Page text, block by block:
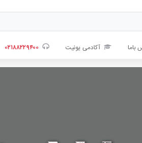
باما آکادمی یونیت